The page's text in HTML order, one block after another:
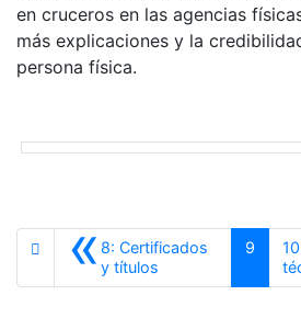
en cruceros en las agencias
más explicaciones y la
persona física.
«8: Certificados
y títulos
9